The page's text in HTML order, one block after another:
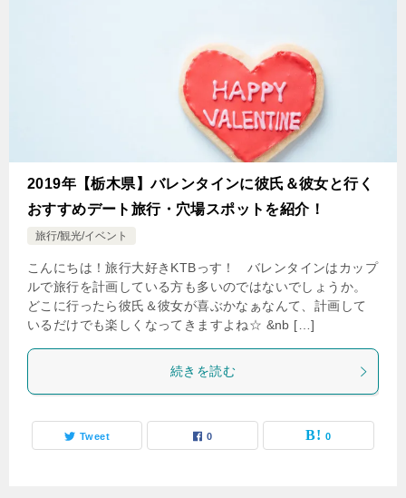
2019年【栃木県】バレンタインに彼氏＆彼女と行く
おすすめデート旅行・穴場スポットを紹介！
旅行/観光/イベント
こんにちは！旅行大好きKTBっす！ バレンタインはカップ
ルで旅行を計画している方も多いのではないでしょうか。
どこに行ったら彼氏＆彼女が喜ぶかなぁなんて、計画して
いるだけでも楽しくなってきますよね☆ &nb […]
続きを読む
Tweet 0 0